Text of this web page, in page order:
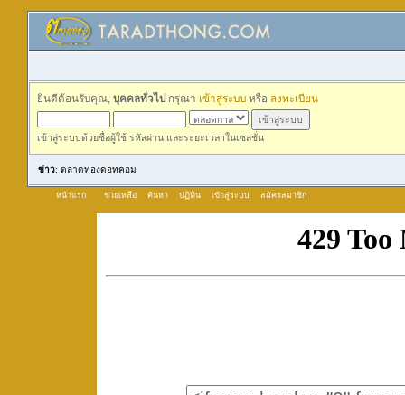
ยินดีต้อนรับคุณ, บุคคลทั่วไป กรุณา เข้าสู่ระบบ หรือ ลงทะเบียน
เข้าสู่ระบบด้วยชื่อผู้ใช้ รหัสผ่าน และระยะเวลาในเซสชั่น
ข่าว: ตลาดทองดอทคอม
หน้าแรก ช่วยเหลือ ค้นหา ปฏิทิน เข้าสู่ระบบ สมัครสมาชิก